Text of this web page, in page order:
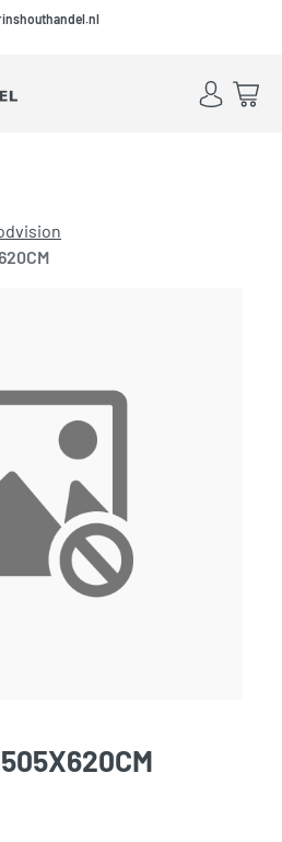
Skip to main content
Skip to footer
Account